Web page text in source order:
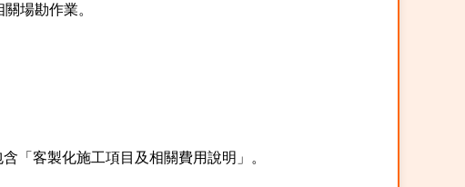
場勘作業。
「客製化施工項目及相關費用說明」。